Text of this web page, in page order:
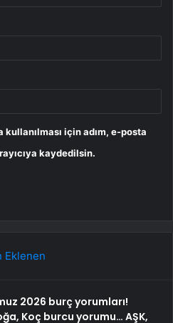
için adım, e-posta
kaydedilsin.
Eklenen
2026 burç yorumları!
Koç burcu yorumu… AŞK,